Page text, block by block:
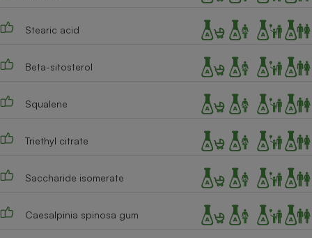
Stearic acid
Beta-sitosterol
Squalene
Triethyl citrate
Saccharide isomerate
Caesalpinia spinosa gum